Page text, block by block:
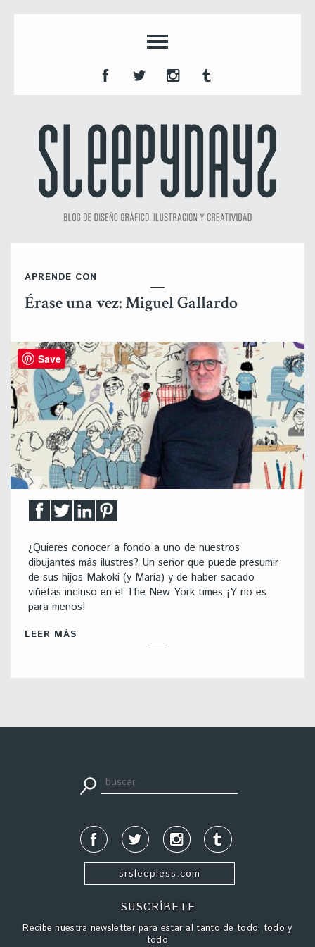
APRENDE CON
Érase una vez: Miguel Gallardo
¿Quieres conocer a fondo a uno de nuestros
dibujantes más ilustres? Un señor que puede presumir
de sus hijos Makoki (y María) y de haber sacado
viñetas incluso en el The New York times ¡Y no es
para menos!
LEER MÁS
srsleepless.com
SUSCRÍBETE
Recibe nuestra newsletter para estar al tanto de todo, todo y
todo
Save